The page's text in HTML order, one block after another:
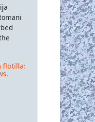
flotilla: